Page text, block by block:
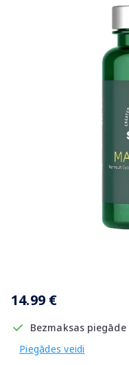
14.99 €
Bezmaksas piegāde
Piegādes veidi